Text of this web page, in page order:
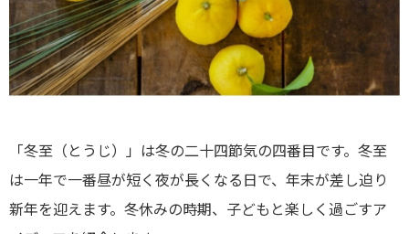
「冬至（とうじ）」は冬の二十四節気の四番目です。冬至
は一年で一番昼が短く夜が長くなる日で、年末が差し迫り
新年を迎えます。冬休みの時期、子どもと楽しく過ごすア